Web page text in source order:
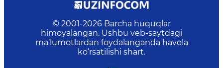
© 2001-2026 Barcha huquqlar
himoyalangan. Ushbu veb-saytdagi
ma’lumotlardan foydalanganda havola
ko‘rsatilishi shart.